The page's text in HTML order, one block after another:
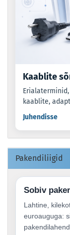
Kaablite
kaablite,
Juhendisse
Pakendiliigid
Sobiv
Lahtine,
euroauguga: